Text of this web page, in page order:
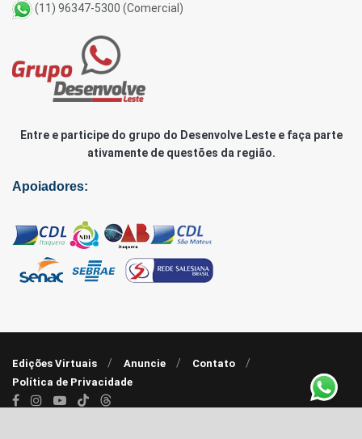
(11) 96347-5300 (Comercial)
Entre e participe do grupo do Desenvolve Leste e faça parte
ativamente de questões da região.
Apoiadores:
Edições Virtuais Anuncie
Contato
Política de Privacidade